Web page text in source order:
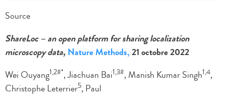
Source
ShareLoc – an open platform for sharing localization
microscopy data,Nature Methods,21 octobre 2022
Wei Ouyang1,2#*, Jiachuan Bai1,3#, Manish Kumar Singh1,4,
Christophe Leterrier5, Paul